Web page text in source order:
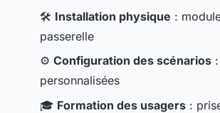
🛠️ Installation physique :
passerelle
⚙️ Configuration des scénarios
personnalisées
🎓 Formation des usagers :